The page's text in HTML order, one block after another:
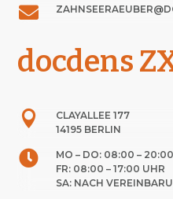

docdens

CLAYALLEE 177
14195 BERLIN

MO – DO: 08:00 –
FR: 08:00 – 17:00 UHR
SA: NACH